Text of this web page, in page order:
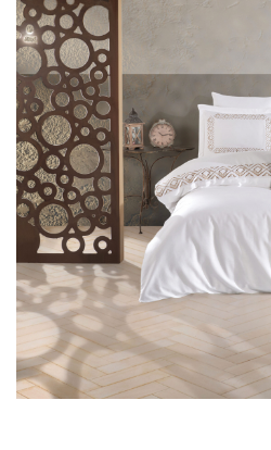
Cearceaf cu elastic
Cearceaf normal
Lenjerii De Pat Creponate
Lenjerii De Pat Bumbac Poplin 2
Persoane
Lenjerii De Pat Bumbac Poplin,
Matlasate, 2 Persoane
Lenjerii De Pat Bumbac Satinat 2
Persoane
Lenjerii De Pat Volanase
Lenjerii De Pat, Finet Premium 3D,
2 Persoane
Lenjerii De Pat Jacquard
Lenjerii De Pat Catifea